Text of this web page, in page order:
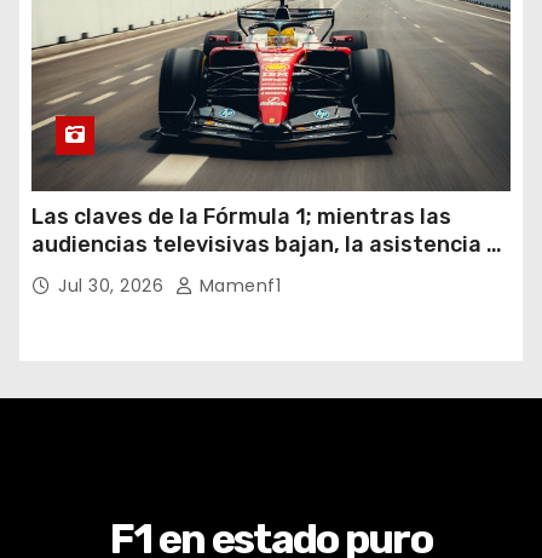
Las claves de la Fórmula 1; mientras las
audiencias televisivas bajan, la asistencia a
los circuitos suben y en España se nos
vienen sorpresas
Jul 30, 2026 Mamenf1
F1 en estado puro